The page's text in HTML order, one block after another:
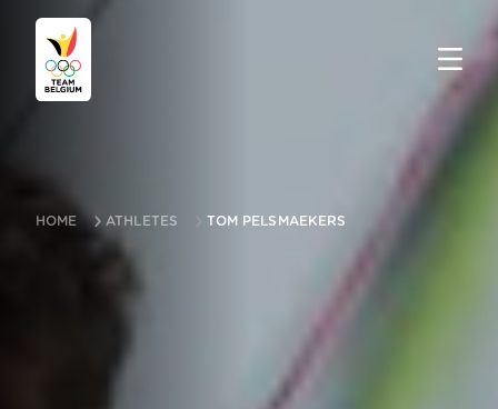
HOME ATHLETES TOM PELSMAEKERS